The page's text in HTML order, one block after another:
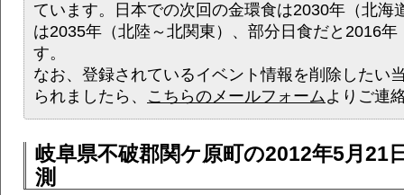
ています。日本での次回の金環食は2030年（北海
は2035年（北陸～北関東）、部分日食だと2016年
す。
なお、登録されているイベント情報を削除したい
られましたら、 こちらのメールフォームよりご連
岐阜県不破郡関ケ原町の2012年5月21
測